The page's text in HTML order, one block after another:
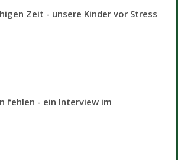
Zeit - unsere Kinder vor Stress
fehlen - ein Interview im